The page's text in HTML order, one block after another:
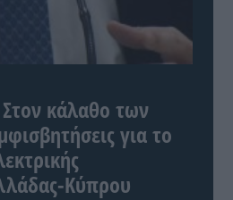
κάλαθο των
για το
Κύπρου